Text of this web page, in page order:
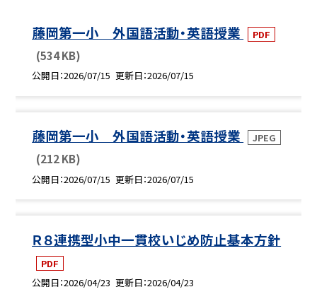
藤岡第一小 外国語活動・英語授業 PDF
(534 KB)
公開日 2026/07/15 更新日 2026/07/15
藤岡第一小 外国語活動・英語授業 JPEG
(212 KB)
公開日 2026/07/15 更新日 2026/07/15
Ｒ８連携型小中一貫校いじめ防止基本方針
PDF
公開日 2026/04/23 更新日 2026/04/23